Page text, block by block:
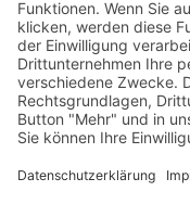
Interessante
Alle Vereine im
Hilfe & Tutorials
Login für Redakteure